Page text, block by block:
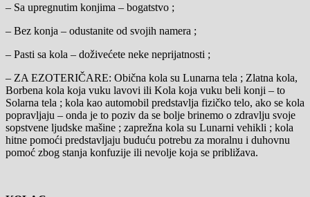
– Sa upregnutim konjima – bogatstvo ;
– Bez konja – odustanite od svojih namera ;
– Pasti sa kola – doživećete neke neprijatnosti ;
– ZA EZOTERIČARE: Obična kola su Lunarna tela ; Zlatna kola,
Borbena kola koja vuku lavovi ili Kola koja vuku beli konji – to
Solarna tela ; kola kao automobil predstavlja fizičko telo, ako se kola
popravljaju – onda je to poziv da se bolje brinemo o zdravlju svoje
sopstvene ljudske mašine ; zaprežna kola su Lunarni vehikli ; kola
hitne pomoći predstavljaju buduću potrebu za moralnu i duhovnu
pomoć zbog stanja konfuzije ili nevolje koja se približava.